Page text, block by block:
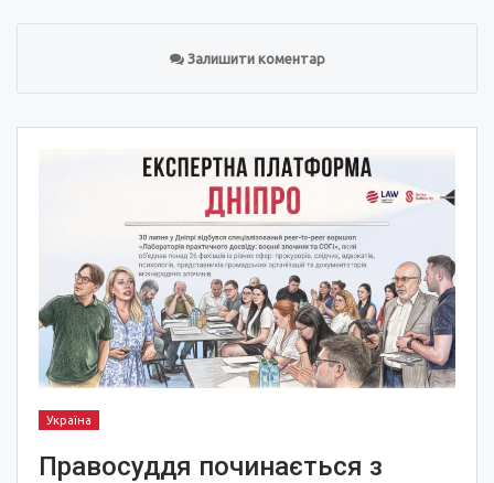
Залишити коментар
Україна
Правосуддя починається з